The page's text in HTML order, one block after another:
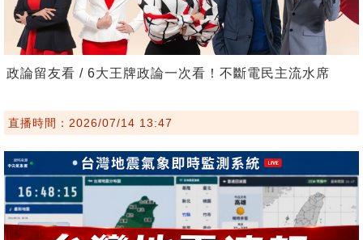
政論留友看 / 6大王牌政論一次看！不斷電民主流水席
直播時間：2026/07/14 13:47